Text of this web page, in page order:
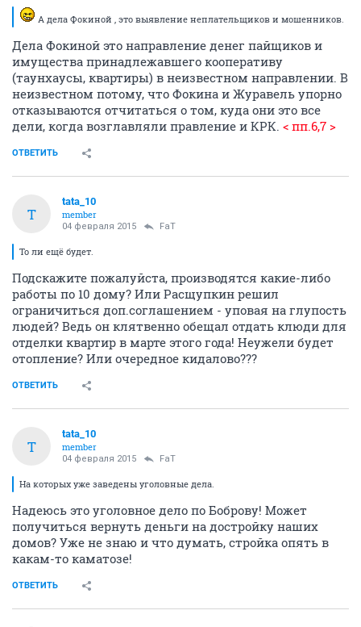
А дела Фокиной , это выявление неплательщиков и мошенников.
Дела Фокиной это направление денег пайщиков и
имущества принадлежавшего кооперативу
(таунхаусы, квартиры) в неизвестном направлении. В
неизвестном потому, что Фокина и Журавель упорно
отказываются отчитаться о том, куда они это все
дели, когда возглавляли правление и КРК. < пп.6,7 >
ОТВЕТИТЬ
T
tata_10
member
04 февраля 2015 FaT
То ли ещё будет.
Подскажите пожалуйста, производятся какие-либо
работы по 10 дому? Или Расщупкин решил
ограничиться доп.соглашением - уповая на глупость
людей? Ведь он клятвенно обещал отдать клюди для
отделки квартир в марте этого года! Неужели будет
отопление? Или очередное кидалово???
ОТВЕТИТЬ
T
tata_10
member
04 февраля 2015 FaT
На которых уже заведены уголовные дела.
Надеюсь это уголовное дело по Боброву! Может
получиться вернуть деньги на достройку наших
домов? Уже не знаю и что думать, стройка опять в
какам-то каматозе!
ОТВЕТИТЬ